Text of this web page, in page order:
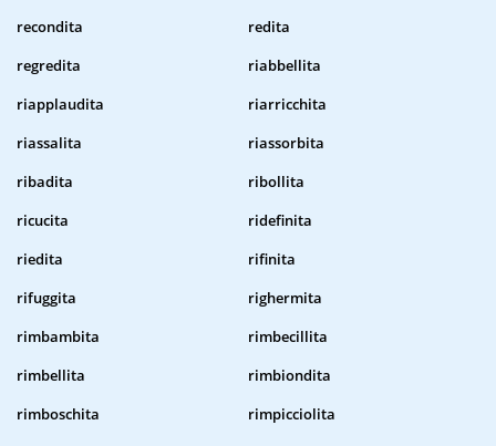
recondita
redita
regredita
riabbellita
riapplaudita
riarricchita
riassalita
riassorbita
ribadita
ribollita
ricucita
ridefinita
riedita
rifinita
rifuggita
righermita
rimbambita
rimbecillita
rimbellita
rimbiondita
rimboschita
rimpicciolita